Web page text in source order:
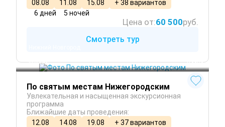
08.08 11.08 15.08
+ 38 вариантов
6 дней
5 ночей
Цена от:60 500руб.
Смотреть тур
Муром
Весна
По святым местам Нижегородским
Увлекательная и насыщенная экскурсионная
программа
Ближайшие даты проведения:
12.08
14.08 19.08
+ 37 вариантов